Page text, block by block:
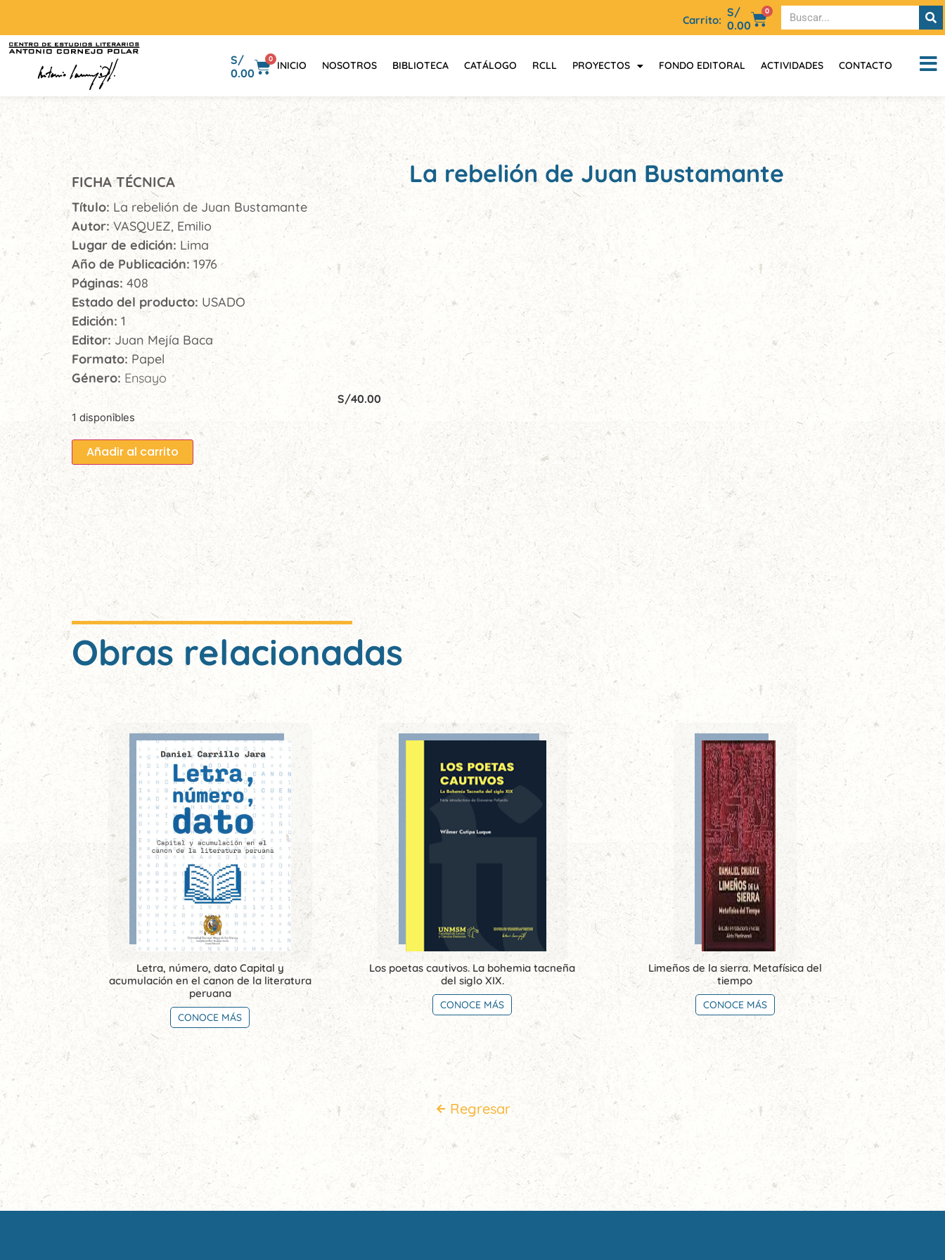
Carrito:
S/
0.00
0
S/
0.00
0
INICIO NOSOTROS BIBLIOTECA CATÁLOGO RCLL PROYECTOS FONDO EDITORAL ACTIVIDADES CONTACTO
FICHA TÉCNICA
Título: La rebelión de Juan Bustamante
Autor:VASQUEZ, Emilio
Lugar de edición: Lima
Año de Publicación:1976
Páginas: 408
Estado del producto: USADO
Edición: 1
Editor:Juan Mejía Baca
Formato: Papel
Género: Ensayo
S/40.00
1 disponibles
Añadir al carrito
La rebelión de Juan Bustamante
Obras relacionadas
Letra, número, dato Capital y
acumulación en el canon de la literatura
peruana
CONOCE MÁS
Los poetas cautivos. La bohemia tacneña
del siglo XIX.
CONOCE MÁS
Limeños de la sierra. Metafísica del
tiempo
CONOCE MÁS
Regresar